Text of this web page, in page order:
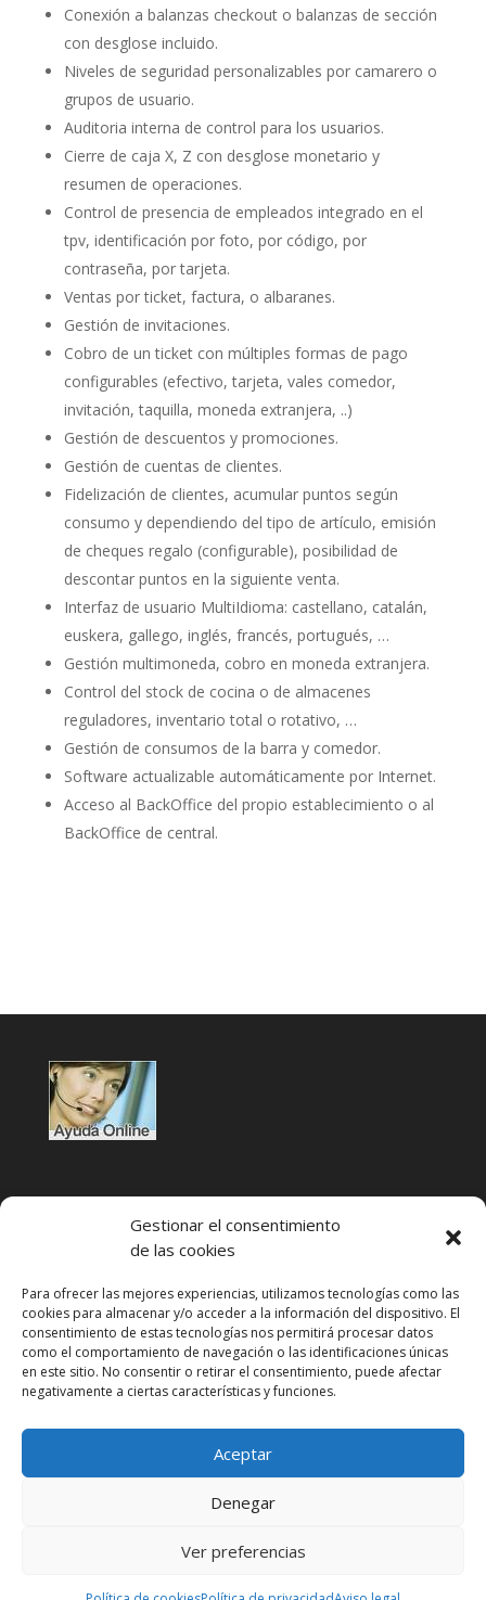
Gestionar el consentimiento
de las cookies
Para ofrecer las mejores experiencias, utilizamos tecnologías como las
cookies para almacenar y/o acceder a la información del dispositivo. El
consentimiento de estas tecnologías nos permitirá procesar datos
como el comportamiento de navegación o las identificaciones únicas
en este sitio. No consentir o retirar el consentimiento, puede afectar
negativamente a ciertas características y funciones.
Aceptar
Denegar
Ver preferencias
Conexión a balanzas checkout o balanzas de sección
con desglose incluido.
Niveles de seguridad personalizables por camarero o
grupos de usuario.
Auditoria interna de control para los usuarios.
Cierre de caja X, Z con desglose monetario y
resumen de operaciones.
Control de presencia de empleados integrado en el
tpv, identificación por foto, por código, por
contraseña, por tarjeta.
Ventas por ticket, factura, o albaranes.
Gestión de invitaciones.
Cobro de un ticket con múltiples formas de pago
configurables (efectivo, tarjeta, vales comedor,
invitación, taquilla, moneda extranjera, ..)
Gestión de descuentos y promociones.
Gestión de cuentas de clientes.
Fidelización de clientes, acumular puntos según
consumo y dependiendo del tipo de artículo, emisión
de cheques regalo (configurable), posibilidad de
descontar puntos en la siguiente venta.
Interfaz de usuario MultiIdioma: castellano, catalán,
euskera, gallego, inglés, francés, portugués, …
Gestión multimoneda, cobro en moneda extranjera.
Control del stock de cocina o de almacenes
reguladores, inventario total o rotativo, …
Gestión de consumos de la barra y comedor.
Software actualizable automáticamente por Internet.
Acceso al BackOffice del propio establecimiento o al
BackOffice de central.
Condiciones de uso
Política de privacidad
Aviso legal
Política de cookies